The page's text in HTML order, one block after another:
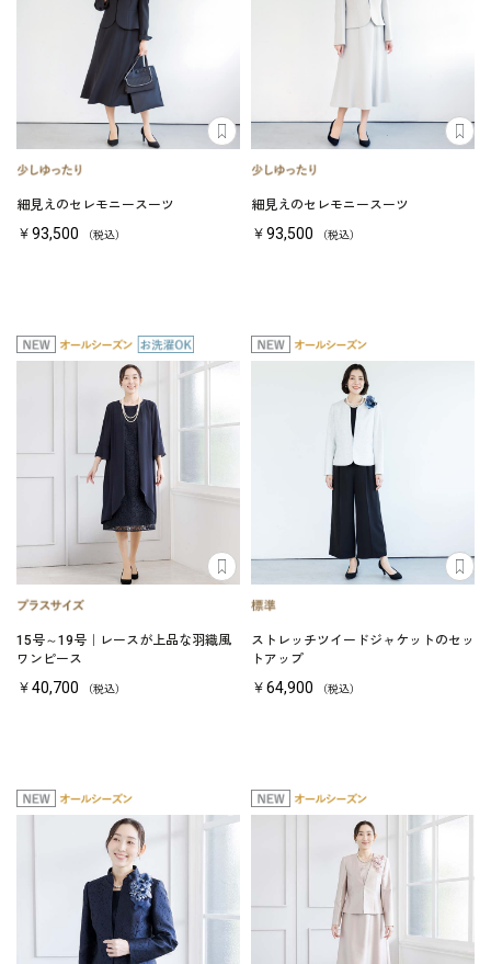
細見えのセレモニースーツ
￥93,500 （税込）
細見えのセレモニースーツ
￥93,500 （税込）
15号～19号｜レースが上品な羽織風
ワンピース
￥40,700 （税込）
ストレッチツイードジャケットのセッ
トアップ
￥64,900 （税込）